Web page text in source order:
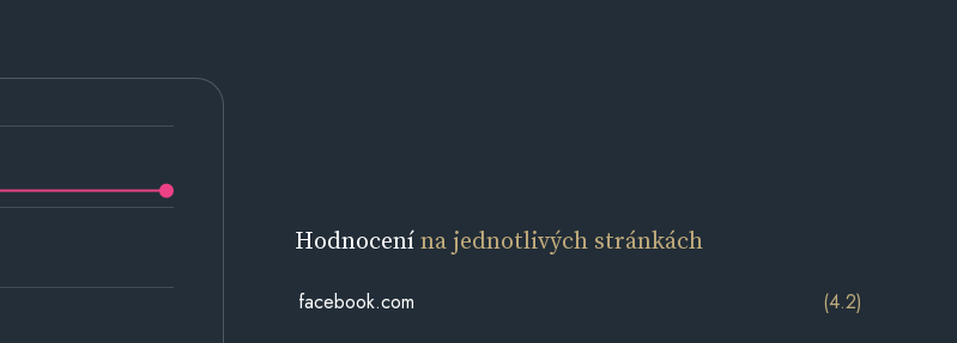
Hodnocenína jednotlivých stránkách
facebook.com (4.2)